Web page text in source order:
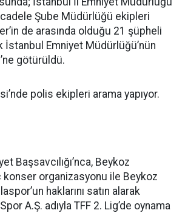
Şube Müdürlüğü ekipleri
de arasında olduğu 21 şüpheli
İstanbul Emniyet Müdürlüğü’nün
götürüldü.
polis ekipleri arama yapıyor.
Başsavcılığı’nca, Beykoz
konser organizasyonu ile Beykoz
haklarını satın alarak
A.Ş. adıyla TFF 2. Lig’de oynama